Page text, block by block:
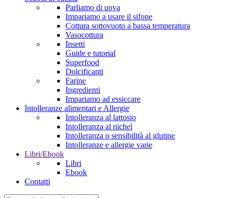
Parliamo di uova
Impariamo a usare il sifone
Cottura sottovuoto a bassa temperatura
Vasocottura
Insetti
Guide e tutorial
Superfood
Dolcificanti
Farine
Ingredienti
Impariamo ad essiccare
Intolleranze alimentari e Allergie
Intolleranza al lattosio
Intolleranza al nichel
Intolleranza o sensibilità al glutine
Intolleranze e allergie varie
Libri/Ebook
Libri
Ebook
Contatti